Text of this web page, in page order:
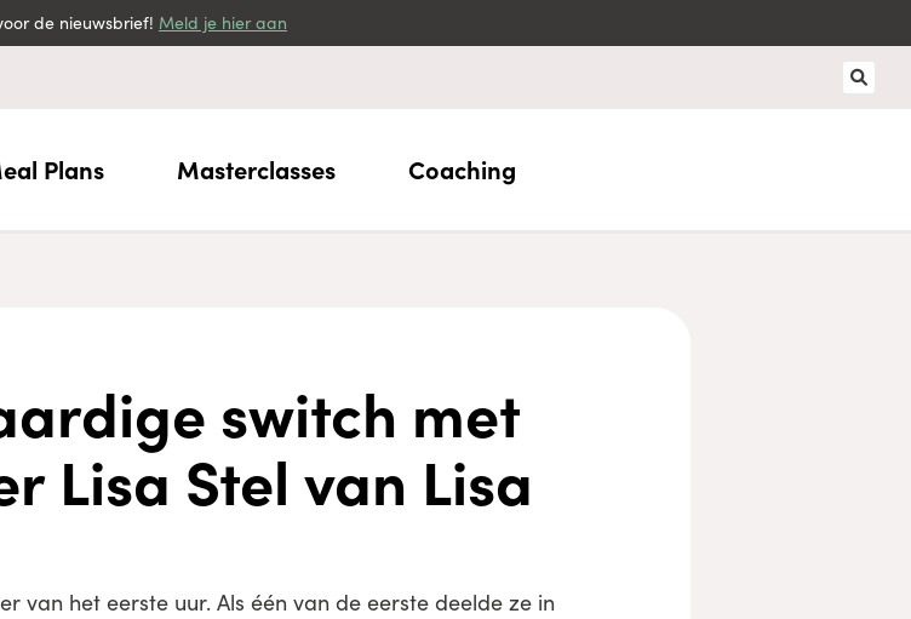
de nieuwsbrief! Meld je hier aan
Plans Masterclasses Coaching
switch met
Lisa Stel van Lisa
van het eerste uur. Als één van de eerste deelde ze in